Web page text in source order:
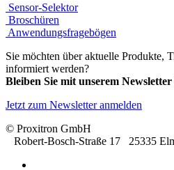
Sensor-Selektor
Broschüren
Anwendungsfragebögen
Sie möchten über aktuelle Produkte,
informiert werden?
Bleiben Sie mit unserem
Jetzt zum Newsletter anmelden
© Proxitron GmbH
Robert-Bosch-Straße 17 25335